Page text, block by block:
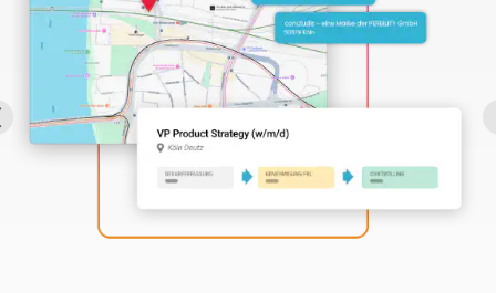
Über uns
Perbility
Offene
Stellen
Compliance
Kontakt
Theme-